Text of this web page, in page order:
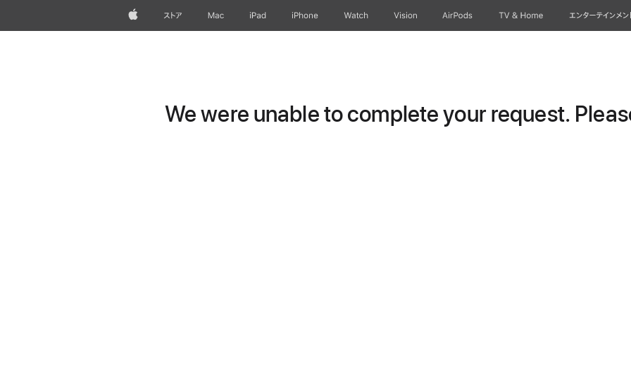
Appleストア Mac iPad iPhone Watch Vision AirPods TV & Home エンターテインメン
We were unable to complete your request.